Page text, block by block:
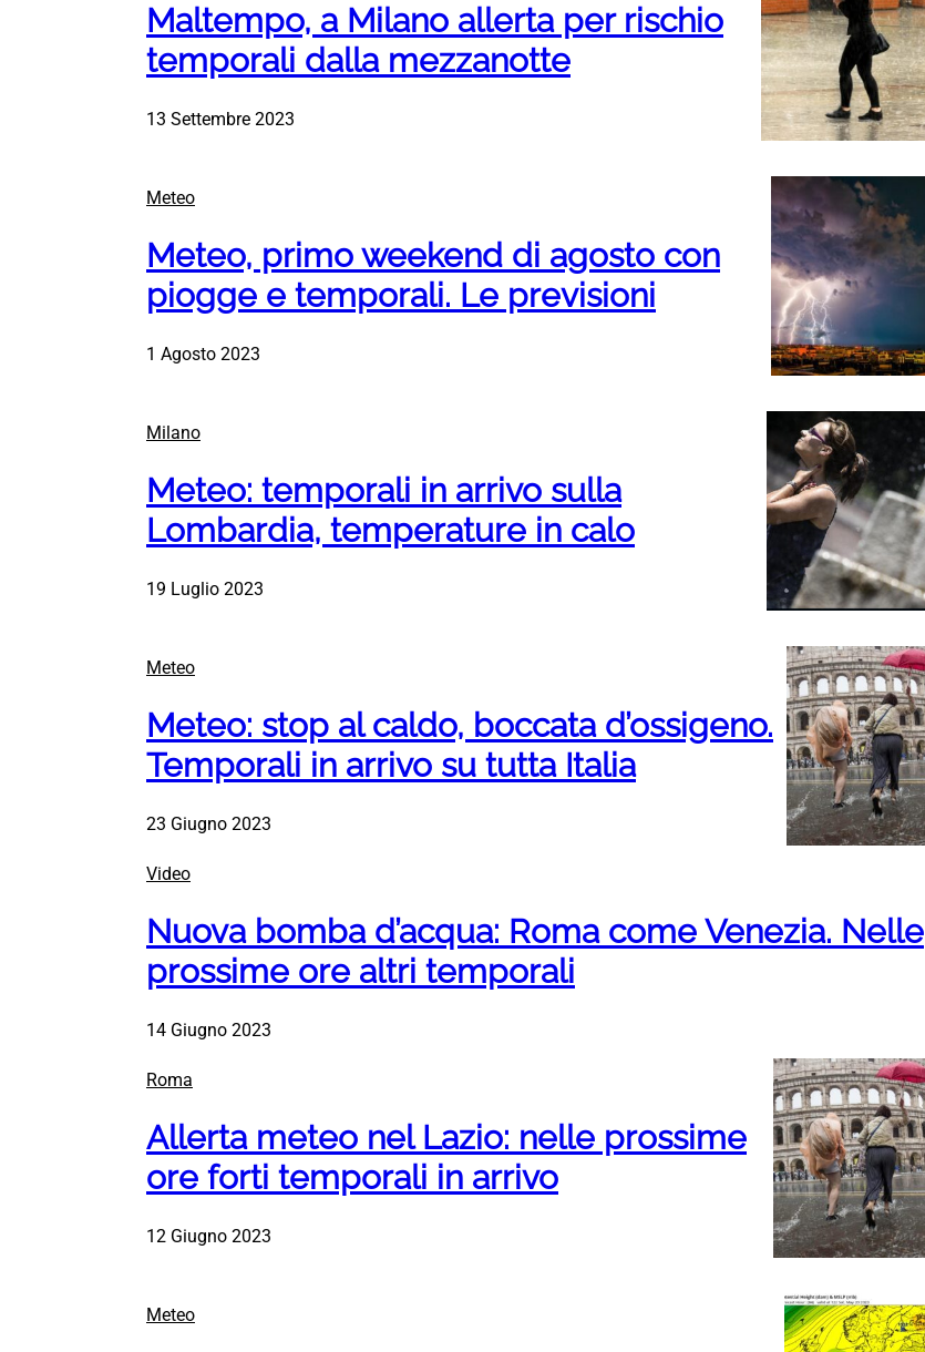
Maltempo, a Milano allerta per rischio
temporali dalla mezzanotte
13 Settembre 2023
Meteo
Meteo, primo weekend di agosto con
piogge e temporali. Le previsioni
1 Agosto 2023
Milano
Meteo: temporali in arrivo sulla
Lombardia, temperature in calo
19 Luglio 2023
Meteo
Meteo: stop al caldo, boccata d’ossigeno.
Temporali in arrivo su tutta Italia
23 Giugno 2023
Video
Nuova bomba d’acqua: Roma come Venezia. Nelle
prossime ore altri temporali
14 Giugno 2023
Roma
Allerta meteo nel Lazio: nelle prossime
ore forti temporali in arrivo
12 Giugno 2023
Meteo